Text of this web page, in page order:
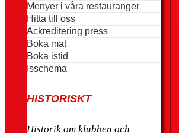
Menyer i våra restauranger
Hitta till oss
Ackreditering press
Boka mat
Boka istid
Isschema
HISTORISKT
Historik om klubben och